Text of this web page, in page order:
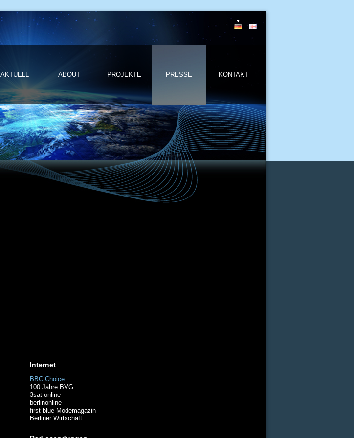
AKTUELL ABOUT PROJEKTE PRESSE KONTAKT
Internet
BBC Choice
100 Jahre BVG
3sat online
berlinonline
first blue Modemagazin
Berliner Wirtschaft